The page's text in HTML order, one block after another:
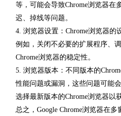
等，可能会导致Chrome浏览器在
迟、掉线等问题。
4. 浏览器设置：Chrome浏览器的
例如，关闭不必要的扩展程序、
Chrome浏览器的稳定性。
5. 浏览器版本：不同版本的
性能问题或漏洞，这些问题可能
选择最新版本的Chrome浏览器以
总之，Google Chrome浏览器在